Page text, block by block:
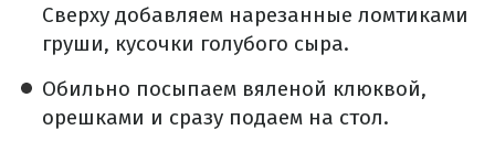
Сверху добавляем нарезанные ломтиками
груши, кусочки голубого сыра.
Обильно посыпаем вяленой клюквой,
орешками и сразу подаем на стол.